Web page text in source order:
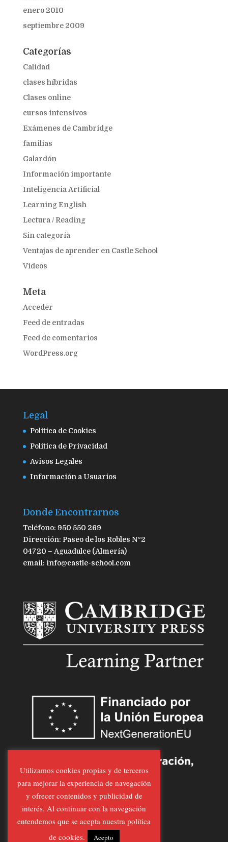
enero 2010
septiembre 2009
Categorías
Calidad
clases híbridas
Clases online
cursos intensivos
Exámenes de Cambridge
familias
Galardón
Información importante
Inteligencia Artificial
Learning English
Lectura / Reading
Sin categoría
Ventajas de aprender en Castle School
Videos
Meta
Acceder
Feed de entradas
Feed de comentarios
WordPress.org
Legal
Política de Cookies
Política de Privacidad
Avisos Legales
Información a Usuarios
Donde Encontrarnos
Teléfono: 950 550 269
Dirección: Paseo de los Robles Nº2
04720 – Aguadulce (Almería)
email: info@castle-school.com
Utilizamos cookies propias y de terceros
para mejorar la experiencia de navegación
y ofrecer contenidos y publicidad de
interés. Al continuar con la navegación
entendemos que se acepta nuestra política
de cookies.
Acepto